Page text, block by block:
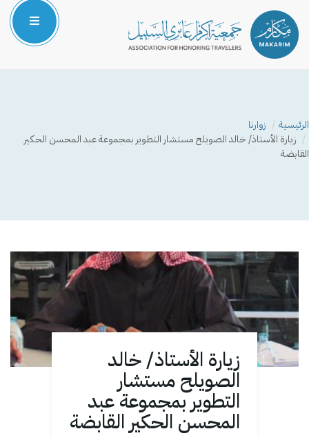
المركز الإعلامي الرئيسية
زوارنا
زيارة الأستاذ/ خالد الصويلح مستشار التطوير بمجموعة عبد المحسن الحكير
القابضة
زيارة الأستاذ/ خالد
الصويلح مستشار
التطوير بمجموعة عبد
المحسن الحكير القابضة